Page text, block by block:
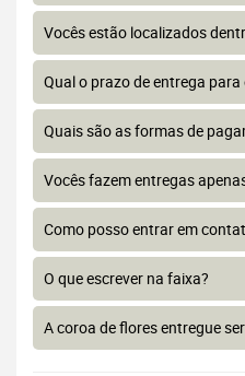
Vocês estão localizados
Qual o prazo de entrega
Quais são as formas de
Vocês fazem entregas
Como posso entrar em
O que escrever na faixa?
A coroa de flores entregue